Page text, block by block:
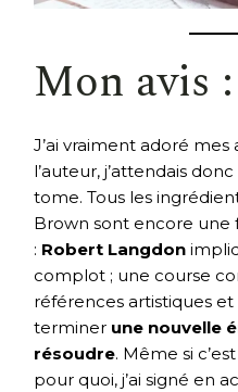
Mon avis
J’ai vraiment adoré
l’auteur, j’attendais
tome. Tous les
Brown sont encore une
: Robert Langdon
complot ; une course
références artistiques
terminer une nouvelle
résoudre. Même si
pour quoi, j’ai signé en